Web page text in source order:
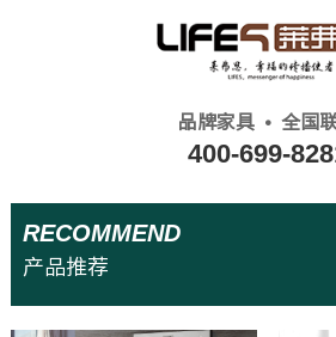
新闻中心
品牌家具 • 全国
400-699-
RECOMMEND
产品推荐